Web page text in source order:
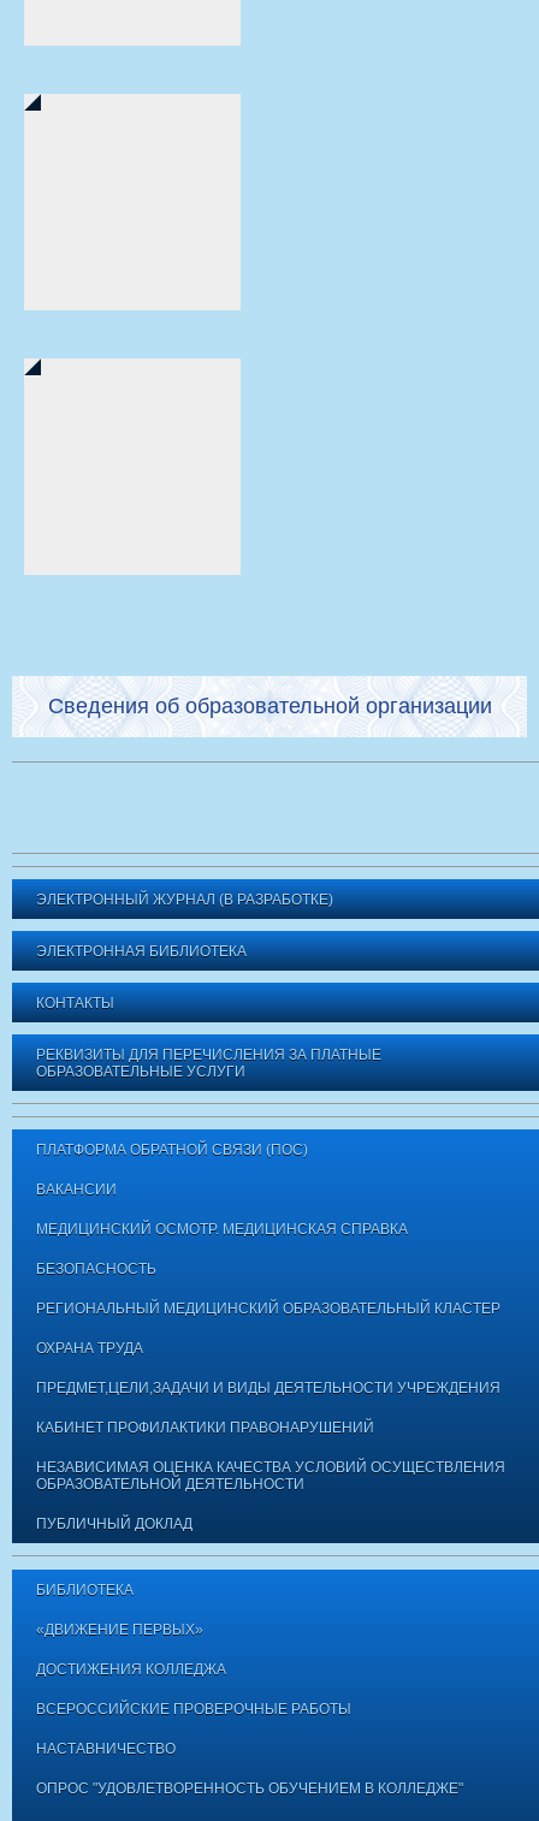
Сведения об образовательной организации
ЭЛЕКТРОННЫЙ ЖУРНАЛ (В РАЗРАБОТКЕ)
ЭЛЕКТРОННАЯ БИБЛИОТЕКА
КОНТАКТЫ
РЕКВИЗИТЫ ДЛЯ ПЕРЕЧИСЛЕНИЯ ЗА ПЛАТНЫЕ
ОБРАЗОВАТЕЛЬНЫЕ УСЛУГИ
ПЛАТФОРМА ОБРАТНОЙ СВЯЗИ (ПОС)
ВАКАНСИИ
МЕДИЦИНСКИЙ ОСМОТР. МЕДИЦИНСКАЯ СПРАВКА
БЕЗОПАСНОСТЬ
РЕГИОНАЛЬНЫЙ МЕДИЦИНСКИЙ ОБРАЗОВАТЕЛЬНЫЙ КЛАСТЕР
ОХРАНА ТРУДА
ПРЕДМЕТ,ЦЕЛИ,ЗАДАЧИ И ВИДЫ ДЕЯТЕЛЬНОСТИ УЧРЕЖДЕНИЯ
КАБИНЕТ ПРОФИЛАКТИКИ ПРАВОНАРУШЕНИЙ
НЕЗАВИСИМАЯ ОЦЕНКА КАЧЕСТВА УСЛОВИЙ ОСУЩЕСТВЛЕНИЯ
ОБРАЗОВАТЕЛЬНОЙ ДЕЯТЕЛЬНОСТИ
ПУБЛИЧНЫЙ ДОКЛАД
БИБЛИОТЕКА
«ДВИЖЕНИЕ ПЕРВЫХ»
ДОСТИЖЕНИЯ КОЛЛЕДЖА
ВСЕРОССИЙСКИЕ ПРОВЕРОЧНЫЕ РАБОТЫ
НАСТАВНИЧЕСТВО
ОПРОС "УДОВЛЕТВОРЕННОСТЬ ОБУЧЕНИЕМ В КОЛЛЕДЖЕ"